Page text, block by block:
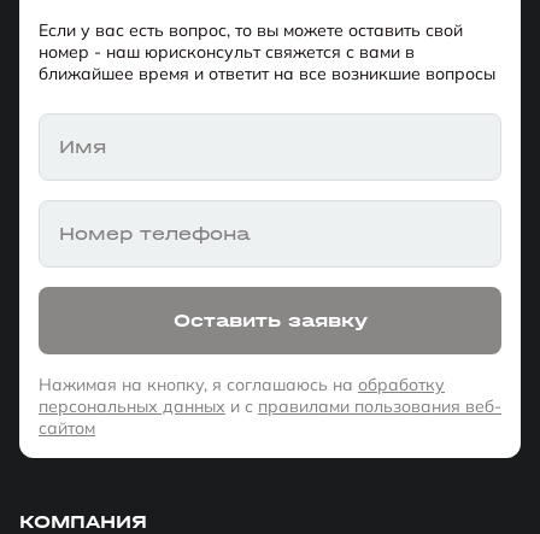
Если у вас есть вопрос, то вы можете оставить свой
номер - наш юрисконсульт свяжется с вами в
ближайшее время и ответит на все возникшие вопросы
Имя
Номер телефона
Оставить заявку
Нажимая на кнопку, я соглашаюсь на обработку
персональных данных и с правилами пользования веб-
сайтом
КОМПАНИЯ